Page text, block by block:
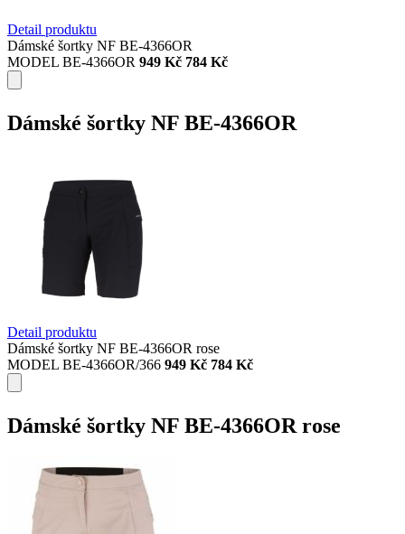
Detail produktu
Dámské šortky NF BE-4366OR
MODEL BE-4366OR 949 Kč 784 Kč
Dámské šortky NF BE-4366OR
Detail produktu
Dámské šortky NF BE-4366OR rose
MODEL BE-4366OR/366 949 Kč 784 Kč
Dámské šortky NF BE-4366OR rose